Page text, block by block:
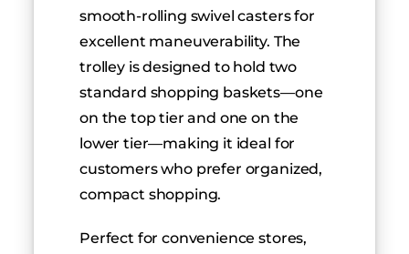
smooth-rolling swivel casters for
excellent maneuverability. The
trolley is designed to hold two
standard shopping baskets—one
on the top tier and one on the
lower tier—making it ideal for
customers who prefer organized,
compact shopping.
Perfect for convenience stores,